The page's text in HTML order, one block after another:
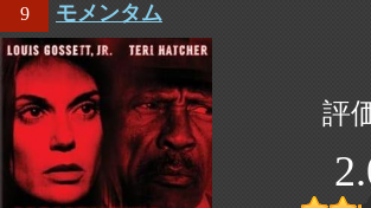
9 モメンタム